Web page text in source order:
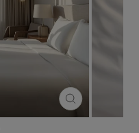
CERRAR
(ESC)